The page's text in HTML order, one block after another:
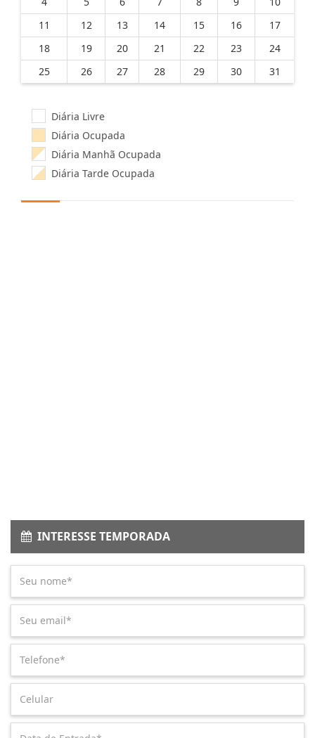
11
12 13 14 15 16
17
18
19 20 21 22 23
24
25
26 27 28 29 30 31
Diária Livre
Diária Ocupada
Diária Manhã Ocupada
Diária Tarde Ocupada
INTERESSE TEMPORADA